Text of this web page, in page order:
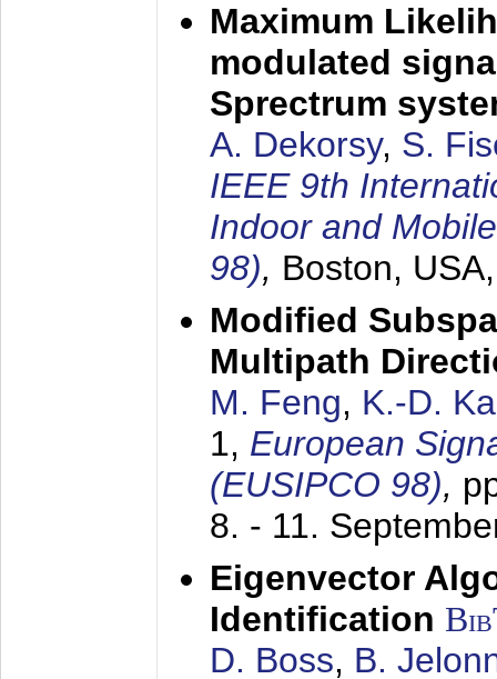
Maximum
modulated
Sprectrum
A. Dekorsy, S.
IEEE 9th
Indoor and
98), Boston,
Modified
Multipath
M. Feng, K.-D.
1, European
(EUSIPCO 98),
8. - 11.
Eigenvector
Identification
D. Boss, B.